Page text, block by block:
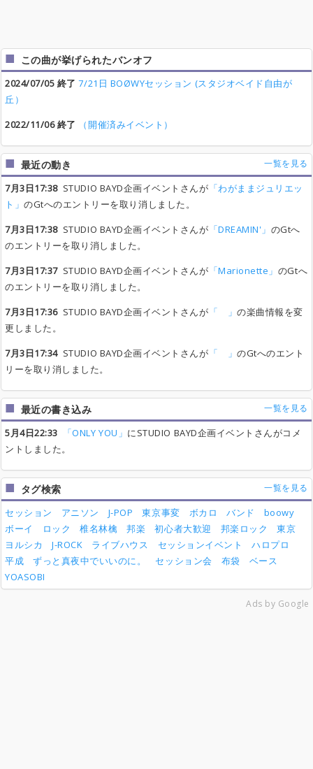
この曲が挙げられたバンオフ
2024/07/05 終了 7/21日 BOØWYセッション (スタジオベイド自由が
丘）
2022/11/06 終了
（開催済みイベント）
最近の動き 一覧を見る
7月3日17:38STUDIO BAYD企画イベントさんが 「わがままジュリエッ
ト」のGtへのエントリーを取り消しました。
7月3日17:38STUDIO BAYD企画イベントさんが 「DREAMIN'」 のGtへ
のエントリーを取り消しました。
7月3日17:37STUDIO BAYD企画イベントさんが 「Marionette」 のGtへ
のエントリーを取り消しました。
7月3日17:36STUDIO BAYD企画イベントさんが 「 」の楽曲情報を変
更しました。
7月3日17:34STUDIO BAYD企画イベントさんが 「 」のGtへのエント
リーを取り消しました。
最近の書き込み 一覧を見る
5月4日22:33 「ONLY YOU」 にSTUDIO BAYD企画イベントさんがコメ
ントしました。
タグ検索 一覧を見る
セッション アニソン J-POP 東京事変 ボカロ バンド
boowy
ボーイ
ロック 椎名林檎 邦楽 初心者大歓迎 邦楽ロック
東京
ヨルシカ
J-ROCK ライブハウス セッションイベント
ハロプロ
平成
ずっと真夜中でいいのに。 セッション会 布袋
ベース
YOASOBI
Ads by Google